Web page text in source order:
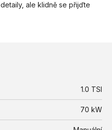
ale klidně se přijďte
1.0 TSI
70 kW